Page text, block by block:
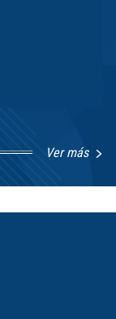
Ver más